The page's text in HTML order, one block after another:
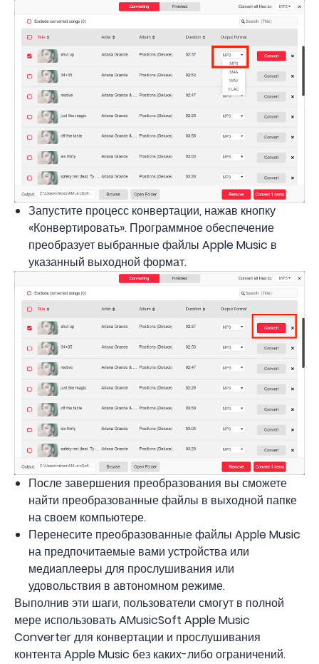
Запустите процесс конвертации, нажав кнопку
«Конвертировать». Программное обеспечение
преобразует выбранные файлы Apple Music в
указанный выходной формат.
После завершения преобразования вы сможете
найти преобразованные файлы в выходной папке
на своем компьютере.
Перенесите преобразованные файлы Apple Music
на предпочитаемые вами устройства или
медиаплееры для прослушивания или
удовольствия в автономном режиме.
Выполнив эти шаги, пользователи смогут в полной
мере использовать AMusicSoft Apple Music
Converter для конвертации и прослушивания
контента Apple Music без каких-либо ограничений.